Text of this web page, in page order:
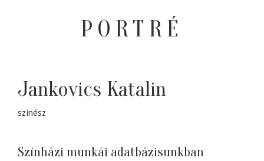
PORTRÉ
Jankovics Katalin
színész
Színházi munkái adatbázisunkban